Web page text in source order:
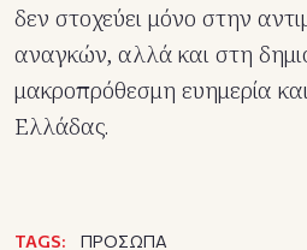
δεν στοχεύει μόνο στην
αναγκών, αλλά και στη
μακροπρόθεσμη ευημερία
Ελλάδας.
TAGS: ΠΡΟΣΩΠΑ